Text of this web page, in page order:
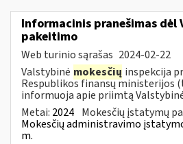
Informacinis pranešimas dėl
pakeitimo
Web turinio sąrašas 2024-02-22
Valstybinė mokesčių inspekcija
Respublikos finansų ministerijos
informuoja apie priimtą
Metai: 2024 Mokesčių įstatymų
Mokesčių administravimo
m.